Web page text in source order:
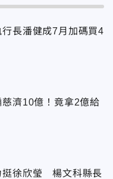
長潘健成7月加碼買4
濟10億！竟拿2億給
挺徐欣瑩 楊文科縣長